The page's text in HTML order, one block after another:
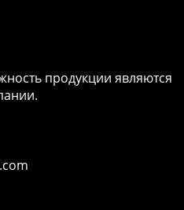
продукции являются